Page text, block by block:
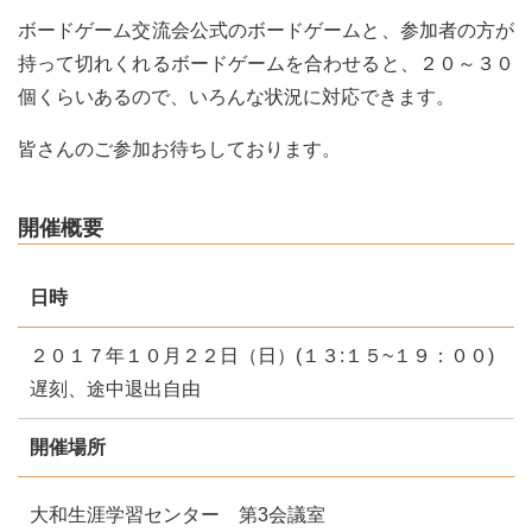
ボードゲーム交流会公式のボードゲームと、参加者の方が
持って切れくれるボードゲームを合わせると、２０～３０
個くらいあるので、いろんな状況に対応できます。
皆さんのご参加お待ちしております。
開催概要
日時
２０１７年１０月２２日（日）(１３:１５~１９：００)
遅刻、途中退出自由
開催場所
大和生涯学習センター 第3会議室